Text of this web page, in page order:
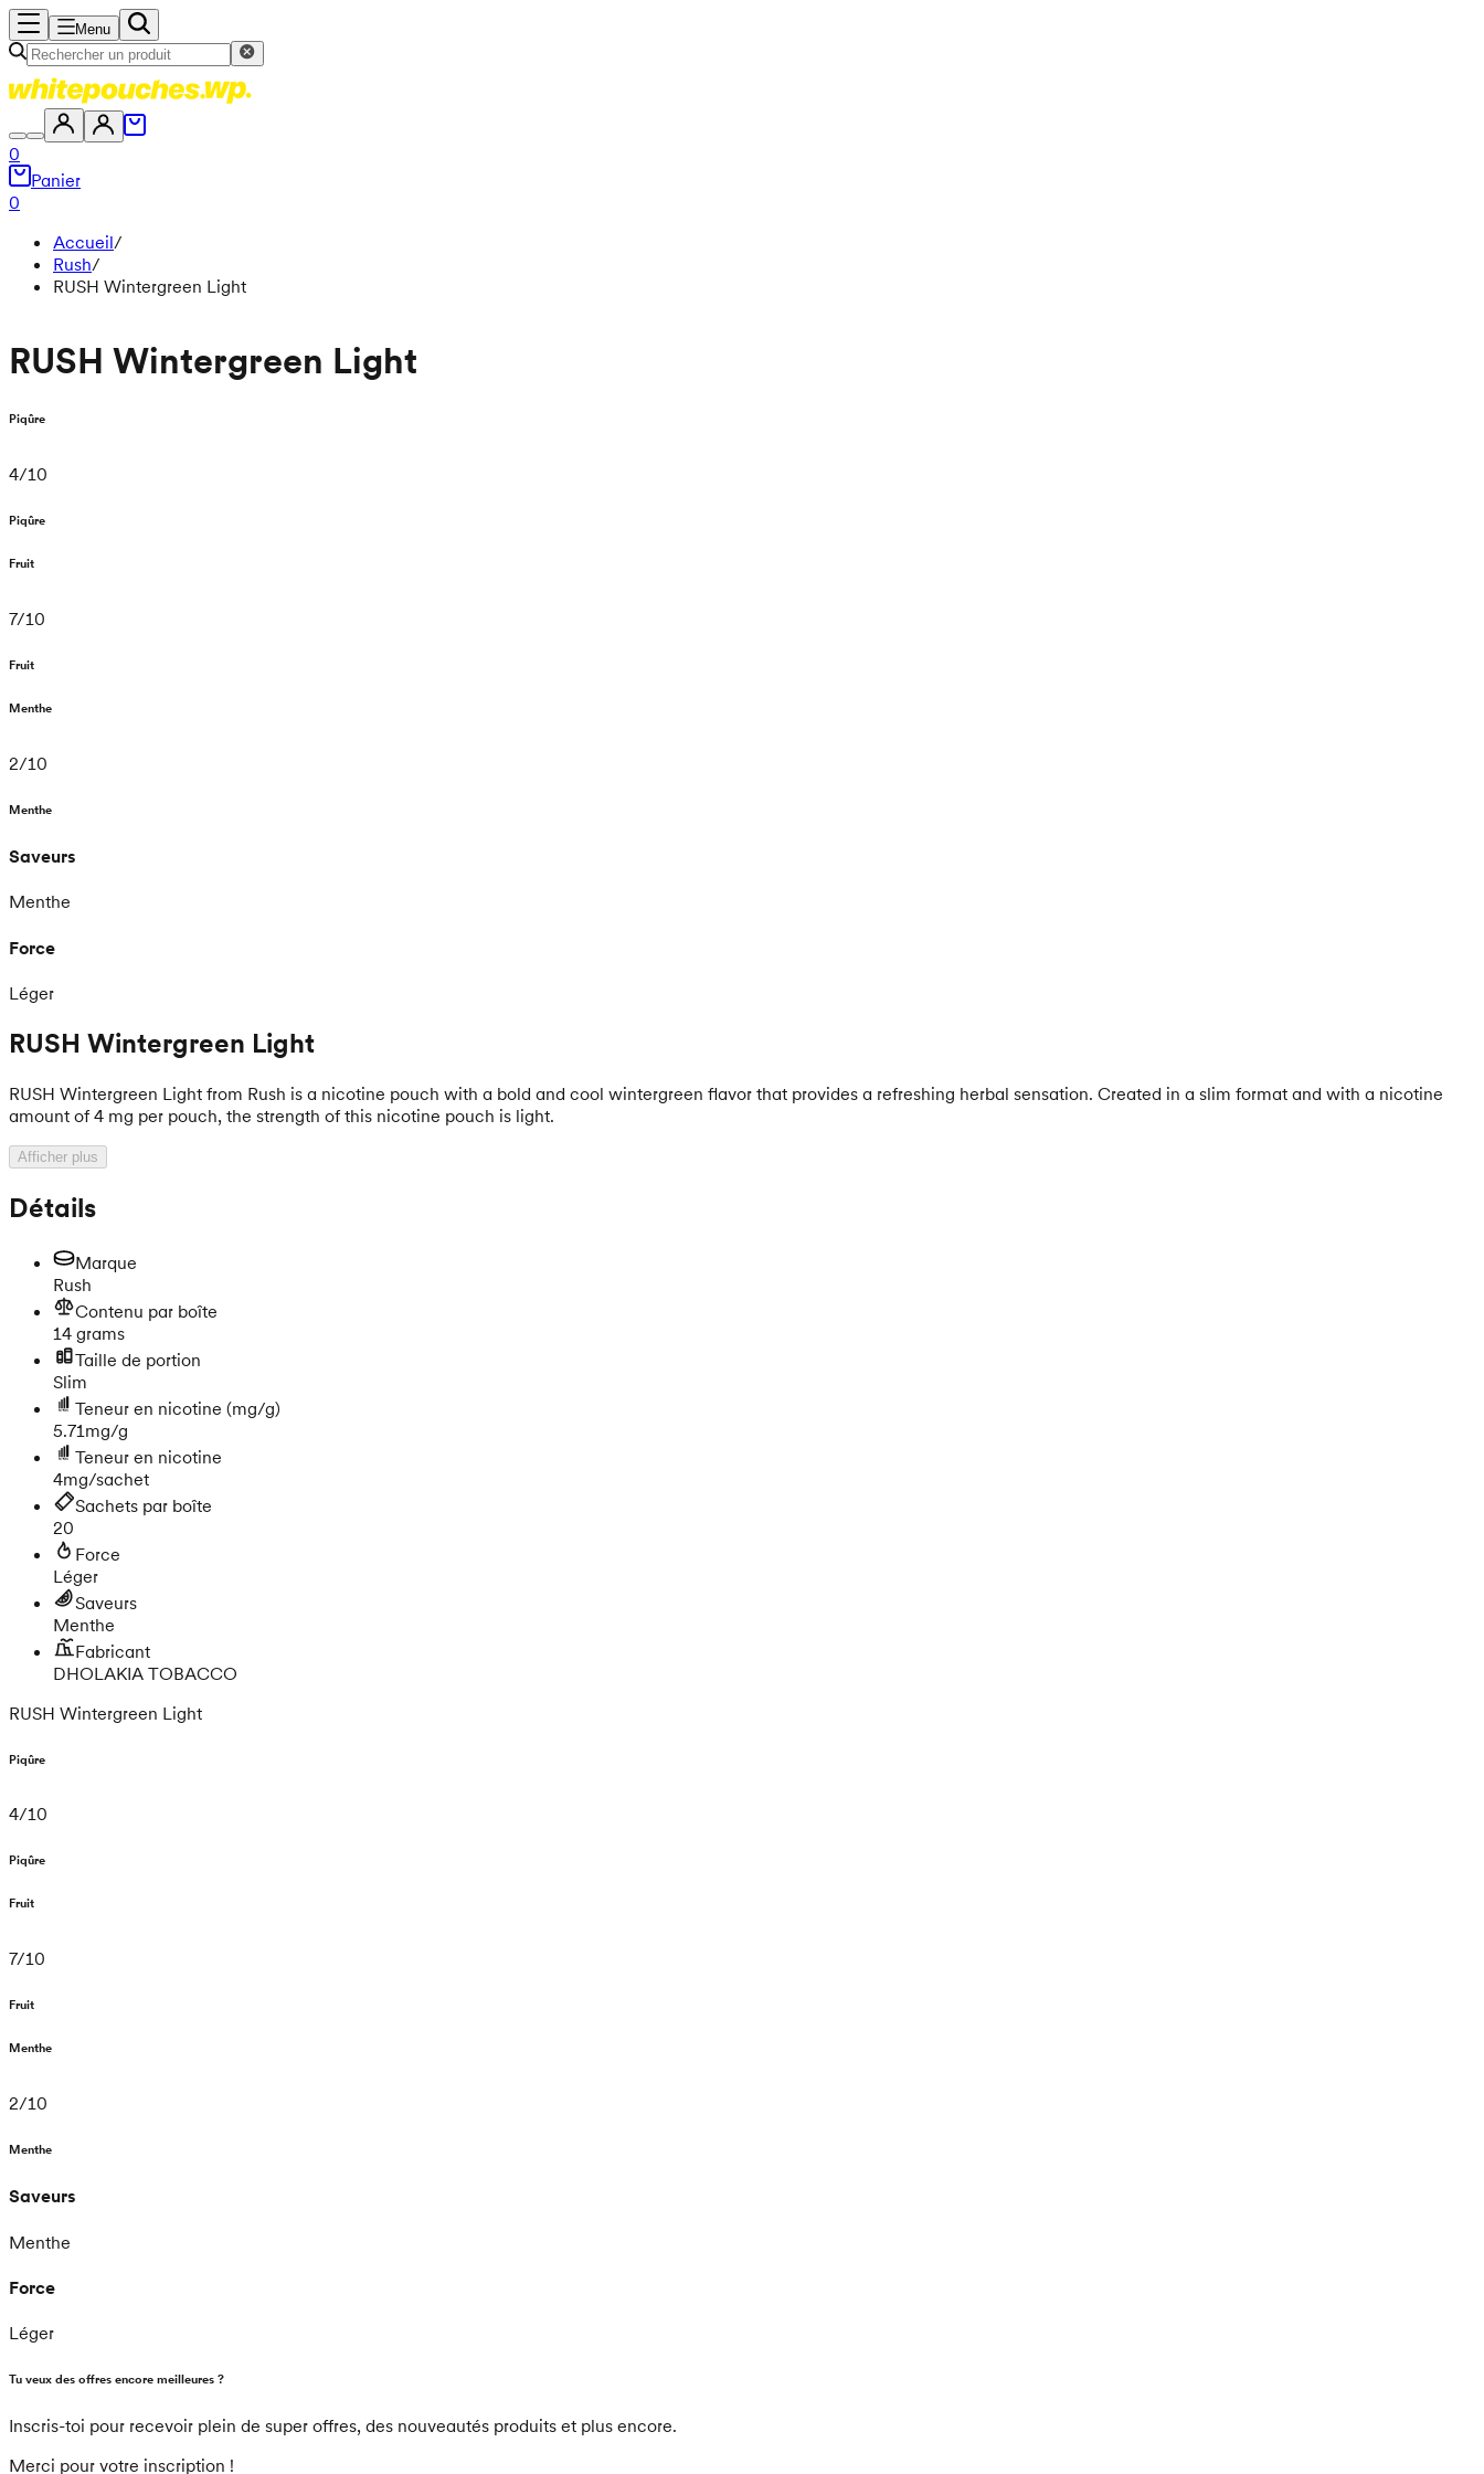
Menu
0
Panier
0
Accueil/
Rush/
RUSH Wintergreen Light
RUSH Wintergreen Light
Piqûre
4/10
Piqûre
Fruit
7/10
Fruit
Menthe
2/10
Menthe
Saveurs
Menthe
Force
Léger
RUSH Wintergreen Light
RUSH Wintergreen Light from Rush is a nicotine pouch with a bold and cool wintergreen flavor that provides a refreshing herbal sensation. Created in a slim format and with a nicotine
amount of 4 mg per pouch, the strength of this nicotine pouch is light.
Afficher plus
Détails
Marque
Rush
Contenu par boîte
14 grams
Taille de portion
Slim
Teneur en nicotine (mg/g)
5.71mg/g
Teneur en nicotine
4mg/sachet
Sachets par boîte
20
Force
Léger
Saveurs
Menthe
Fabricant
DHOLAKIA TOBACCO
RUSH Wintergreen Light
Piqûre
4/10
Piqûre
Fruit
7/10
Fruit
Menthe
2/10
Menthe
Saveurs
Menthe
Force
Léger
Tu veux des offres encore meilleures ?
Inscris-toi pour recevoir plein de super offres, des nouveautés produits et plus encore.
Merci pour votre inscription !